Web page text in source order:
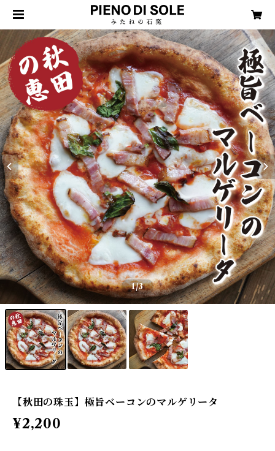
1/3
【秋田の珠玉】極旨ベーコンのマルゲリータ
¥2,200